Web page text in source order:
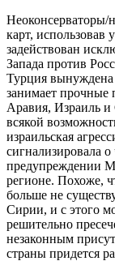
Неоконсерваторы/
карт,
задействован
Запада против
Турция вынуждена
занимает прочные
Аравия, Израиль
всякой
израильская
сигнализировала
предупреждении
регионе. Похоже,
больше не
Сирии, и с этого
решительно
незаконным
страны придется